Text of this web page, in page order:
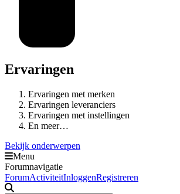
Ervaringen
Ervaringen met merken
Ervaringen leveranciers
Ervaringen met instellingen
En meer…
Bekijk onderwerpen
Menu
Forumnavigatie
ForumActiviteitInloggenRegistreren